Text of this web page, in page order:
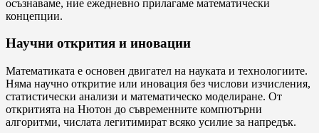
осъзнаваме, ние ежедневно прилагаме математически
концепции.
Научни открития и иновации
Математиката е основен двигател на науката и технологиите.
Няма научно откритие или иновация без числови изчисления,
статистически анализи и математическо моделиране. От
откритията на Нютон до съвременните компютърни
алгоритми, числата легитимират всяко усилие за напредък.